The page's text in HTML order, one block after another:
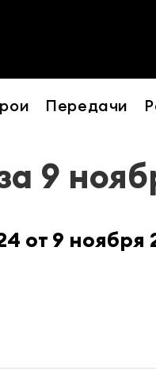
Передачи
9
от 9 ноября